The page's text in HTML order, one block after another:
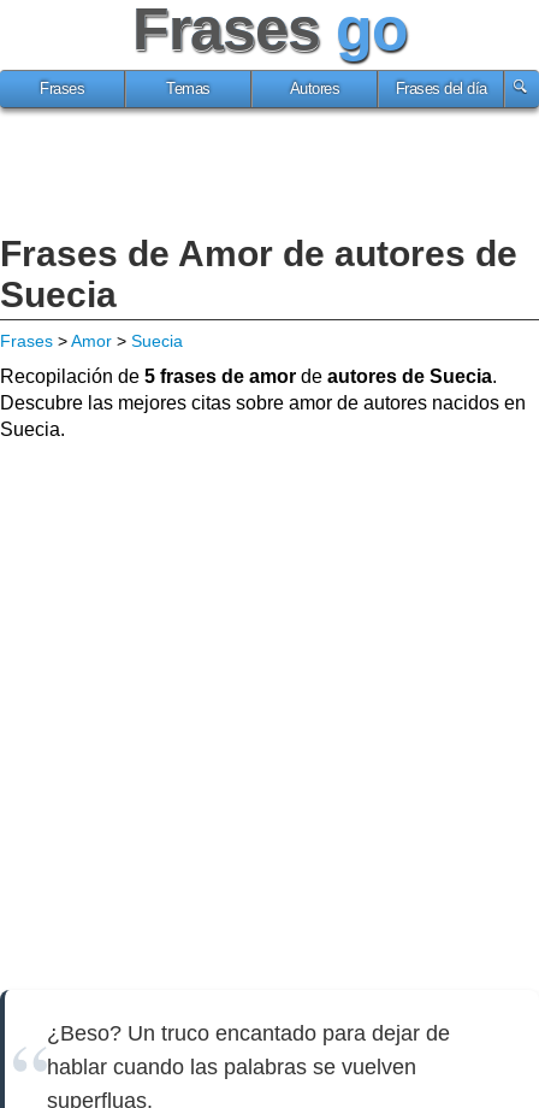
Frases go
Frases Temas Autores Frases del día
Frases de Amor de autores de
Suecia
Frases >Amor > Suecia
Recopilación de 5 frases de amor de autores de Suecia.
Descubre las mejores citas sobre amor de autores nacidos en
Suecia.
¿Beso? Un truco encantado para dejar de
hablar cuando las palabras se vuelven
superfluas.